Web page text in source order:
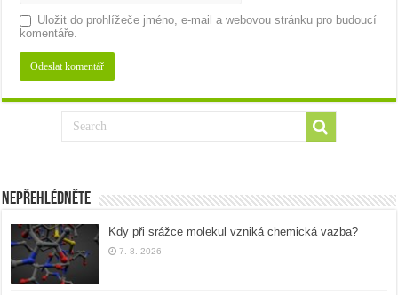
Uložit do prohlížeče jméno, e-mail a webovou stránku pro budoucí
komentáře.
Nepřehlédněte
Kdy při srážce molekul vzniká chemická vazba?
7. 8. 2026